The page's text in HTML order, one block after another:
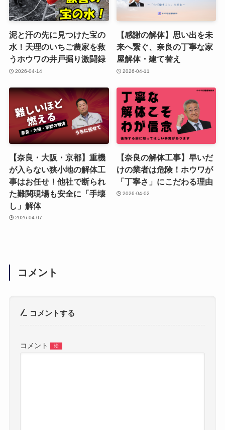
泥と汗の先に見つけた宝の
水！天理のいちご農家を救
うホウワの井戸掘り激闘録
2026-04-14
【感謝の解体】思い出を未
来へ繋ぐ、奈良の丁寧な家
屋解体・建て替え
2026-04-11
【奈良・大阪・京都】重機
が入らない狭小地の解体工
事はお任せ！他社で断られ
た難関現場も安全に「手壊
し」解体
2026-04-07
【奈良の解体工事】早いだ
けの業者は危険！ホウワが
「丁寧さ」にこだわる理由
2026-04-02
コメント
コメントする
コメント ※